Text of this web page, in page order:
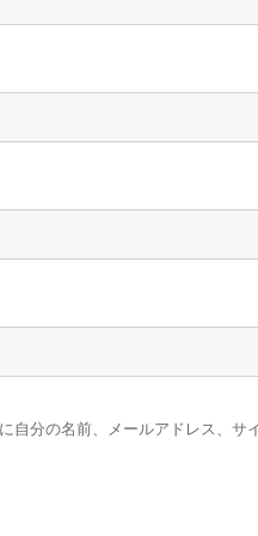
分の名前、メールアドレス、サ